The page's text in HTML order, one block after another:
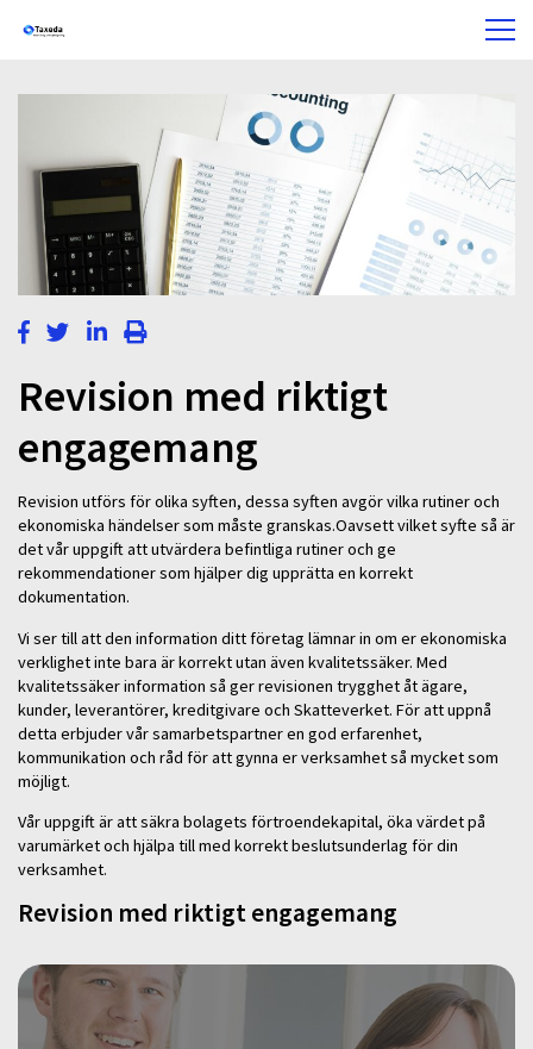
Revision med riktigt
engagemang
Revision utförs för olika syften, dessa syften avgör vilka rutiner och
ekonomiska händelser som måste granskas.Oavsett vilket syfte så är
det vår uppgift att utvärdera befintliga rutiner och ge
rekommendationer som hjälper dig upprätta en korrekt
dokumentation.
Vi ser till att den information ditt företag lämnar in om er ekonomiska
verklighet inte bara är korrekt utan även kvalitetssäker. Med
kvalitetssäker information så ger revisionen trygghet åt ägare,
kunder, leverantörer, kreditgivare och Skatteverket. För att uppnå
detta erbjuder vår samarbetspartner en god erfarenhet,
kommunikation och råd för att gynna er verksamhet så mycket som
möjligt.
Vår uppgift är att säkra bolagets förtroendekapital, öka värdet på
varumärket och hjälpa till med korrekt beslutsunderlag för din
verksamhet.
Revision med riktigt engagemang